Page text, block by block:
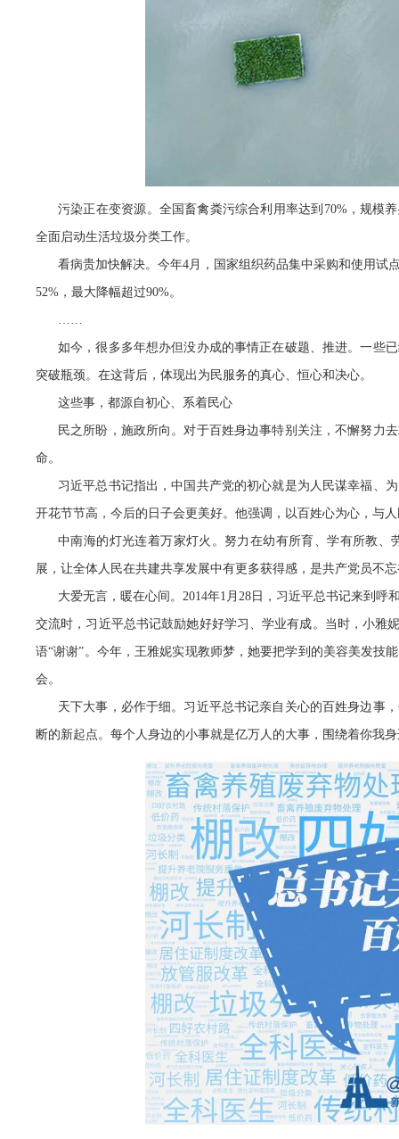
污染正在变资源。全国畜禽粪污综合利用率达到70%，规模
全面启动生活垃圾分类工作。
看病贵加快解决。今年4月，国家组织药品集中采购和使用试
52%，最大降幅超过90%。
……
如今，很多多年想办但没办成的事情正在破题、推进。一些
突破瓶颈。在这背后，体现出为民服务的真心、恒心和决心。
这些事，都源自初心、系着民心
民之所盼，施政所向。对于百姓身边事特别关注，不懈努力
命。
习近平总书记指出，中国共产党的初心就是为人民谋幸福、
开花节节高，今后的日子会更美好。他强调，以百姓心为心，与
中南海的灯光连着万家灯火。努力在幼有所育、学有所教
展，让全体人民在共建共享发展中有更多获得感，是共产党员不
大爱无言，暖在心间。2014年1月28日，习近平总书记来到
交流时，习近平总书记鼓励她好好学习、学业有成。当时，小雅
语“谢谢”。今年，王雅妮实现教师梦，她要把学到的美容美发技
会。
天下大事，必作于细。习近平总书记亲自关心的百姓身边事
断的新起点。每个人身边的小事就是亿万人的大事，围绕着你我